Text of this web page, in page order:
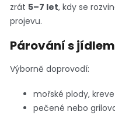
zrát 5–7 let, kdy se
projevu.
Párování s jídlem
Výborně doprovodí:
mořské plody,
pečené nebo